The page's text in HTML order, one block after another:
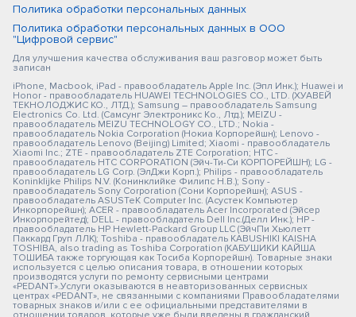
Политика обработки персональных данных
Политика обработки персональных данных в ООО
"Цифровой сервис"
Для улучшения качества обслуживания ваш разговор может быть
записан
iPhone, Macbook, iPad - правообладатель Apple Inc. (Эпл Инк.); Huawei и
Honor - правообладатель HUAWEI TECHNOLOGIES CO., LTD. (ХУАВЕЙ
ТЕКНОЛОДЖИС КО., ЛТД.); Samsung – правообладатель Samsung
Electronics Co. Ltd. (Самсунг Электроникс Ко., Лтд.); MEIZU -
правообладатель MEIZU TECHNOLOGY CO., LTD.; Nokia -
правообладатель Nokia Corporation (Нокиа Корпорейшн); Lenovo -
правообладатель Lenovo (Beijing) Limited; Xiaomi - правообладатель
Xiaomi Inc.; ZTE - правообладатель ZTE Corporation; HTC -
правообладатель HTC CORPORATION (Эйч-Ти-Си КОРПОРЕЙШН); LG -
правообладатель LG Corp. (ЭлДжи Корп.); Philips - правообладатель
Koninklijke Philips N.V. (Конинклийке Филипс Н.В.); Sony -
правообладатель Sony Corporation (Сони Корпорейшн); ASUS -
правообладатель ASUSTeK Computer Inc. (Асустек Компьютер
Инкорпорейшн); ACER - правообладатель Acer Incorporated (Эйсер
Инкорпорейтед); DELL - правообладатель Dell Inc.(Делл Инк.); HP -
правообладатель HP Hewlett-Packard Group LLC (ЭйчПи Хьюлетт
Паккард Груп ЛЛК); Toshiba - правообладатель KABUSHIKI KAISHA
TOSHIBA, also trading as Toshiba Corporation (КАБУШИКИ КАЙША
ТОШИБА также торгующая как Тосиба Корпорейшн). Товарные знаки
используется с целью описания товара, в отношении которых
производятся услуги по ремонту сервисными центрами
«PEDANT».Услуги оказываются в неавторизованных сервисных
центрах «PEDANT», не связанными с компаниями Правообладателями
товарных знаков и/или с ее официальными представителями в